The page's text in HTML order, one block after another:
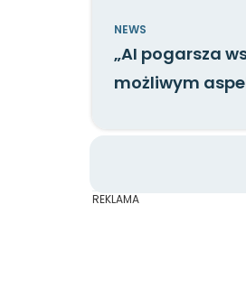
NEWS
„AI pogarsza
możliwym
REKLAMA